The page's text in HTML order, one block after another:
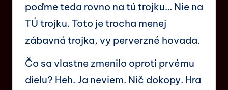
poďme teda rovno na tú trojku… Nie na
TÚ trojku. Toto je trocha menej
zábavná trojka, vy perverzné hovada.
Čo sa vlastne zmenilo oproti prvému
dielu? Heh. Ja neviem. Nič dokopy. Hra